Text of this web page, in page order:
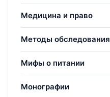
Медицина и право
Методы обследования
Мифы о питании
Монографии